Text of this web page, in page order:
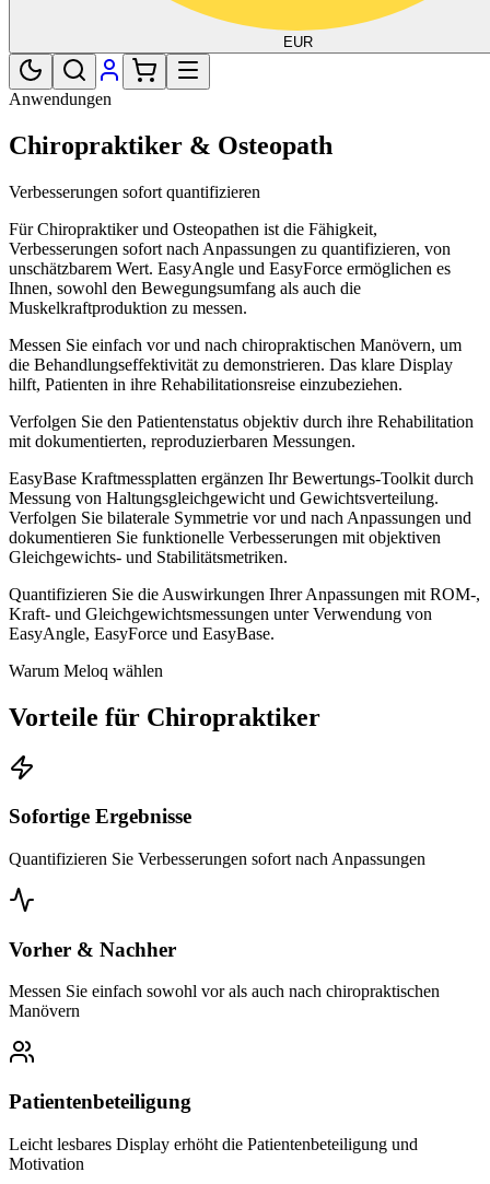
EUR
Anwendungen
Chiropraktiker & Osteopath
Verbesserungen sofort quantifizieren
Für Chiropraktiker und Osteopathen ist die Fähigkeit,
Verbesserungen sofort nach Anpassungen zu quantifizieren, von
unschätzbarem Wert. EasyAngle und EasyForce ermöglichen es
Ihnen, sowohl den Bewegungsumfang als auch die
Muskelkraftproduktion zu messen.
Messen Sie einfach vor und nach chiropraktischen Manövern, um
die Behandlungseffektivität zu demonstrieren. Das klare Display
hilft, Patienten in ihre Rehabilitationsreise einzubeziehen.
Verfolgen Sie den Patientenstatus objektiv durch ihre Rehabilitation
mit dokumentierten, reproduzierbaren Messungen.
EasyBase Kraftmessplatten ergänzen Ihr Bewertungs-Toolkit durch
Messung von Haltungsgleichgewicht und Gewichtsverteilung.
Verfolgen Sie bilaterale Symmetrie vor und nach Anpassungen und
dokumentieren Sie funktionelle Verbesserungen mit objektiven
Gleichgewichts- und Stabilitätsmetriken.
Quantifizieren Sie die Auswirkungen Ihrer Anpassungen mit ROM-,
Kraft- und Gleichgewichtsmessungen unter Verwendung von
EasyAngle, EasyForce und EasyBase.
Warum Meloq wählen
Vorteile für Chiropraktiker
Sofortige Ergebnisse
Quantifizieren Sie Verbesserungen sofort nach Anpassungen
Vorher & Nachher
Messen Sie einfach sowohl vor als auch nach chiropraktischen
Manövern
Patientenbeteiligung
Leicht lesbares Display erhöht die Patientenbeteiligung und
Motivation